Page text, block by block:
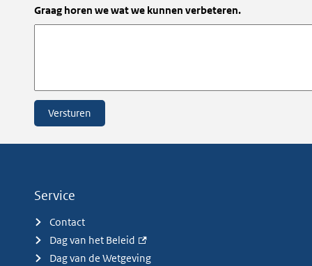
Graag horen we wat we kunnen verbeteren.
Service
Contact
Dag van het Beleid
Dag van de Wetgeving